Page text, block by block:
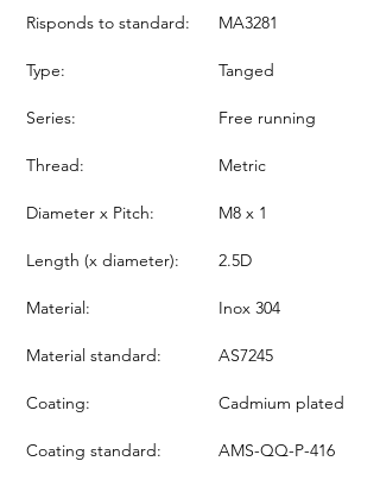
Risponds to standard:
MA3281
Type: Tanged
Series: Free running
Thread: Metric
Diameter x Pitch: M8 x 1
Length (x diameter): 2.5D
Material: Inox 304
Material standard: AS7245
Coating: Cadmium plated
Coating standard: AMS-QQ-P-416